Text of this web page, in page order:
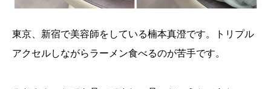
東京、新宿で美容師をしている楠本真澄です。トリプル
アクセルしながらラーメン食べるのが苦手です。